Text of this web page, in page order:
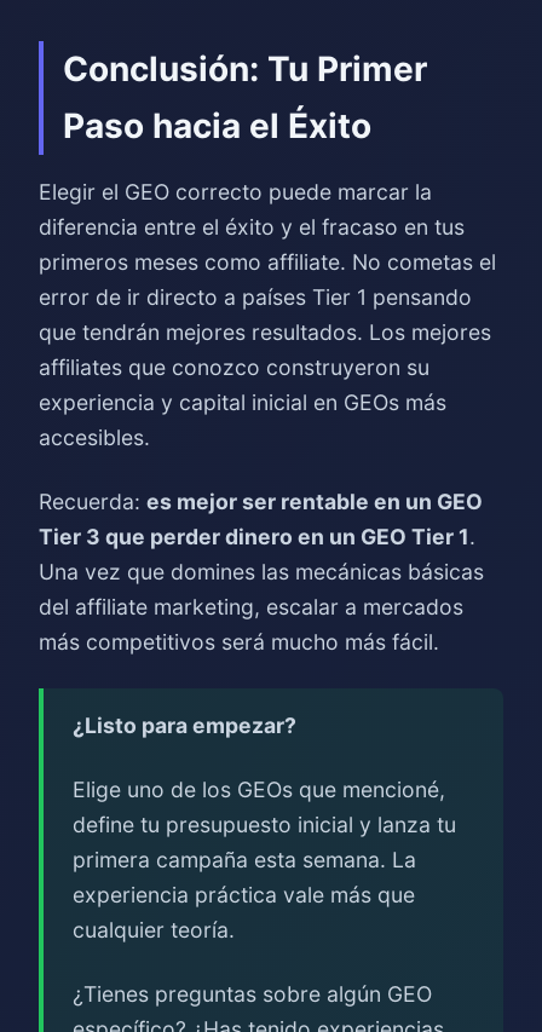
Conclusión: Tu Primer
Paso hacia el Éxito
Elegir el GEO correcto puede marcar la
diferencia entre el éxito y el fracaso en tus
primeros meses como affiliate. No cometas el
error de ir directo a países Tier 1 pensando
que tendrán mejores resultados. Los mejores
affiliates que conozco construyeron su
experiencia y capital inicial en GEOs más
accesibles.
Recuerda: es mejor ser rentable en un GEO
Tier 3 que perder dinero en un GEO Tier 1.
Una vez que domines las mecánicas básicas
del affiliate marketing, escalar a mercados
más competitivos será mucho más fácil.
¿Listo para empezar?
Elige uno de los GEOs que mencioné,
define tu presupuesto inicial y lanza tu
primera campaña esta semana. La
experiencia práctica vale más que
cualquier teoría.
¿Tienes preguntas sobre algún GEO